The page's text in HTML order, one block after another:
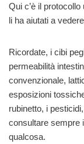
Qui c’è il
li ha aiutati a
Ricordate, i cibi
permeabilità
convenzionale,
esposizioni
rubinetto, i
consultare sempre
qualcosa.